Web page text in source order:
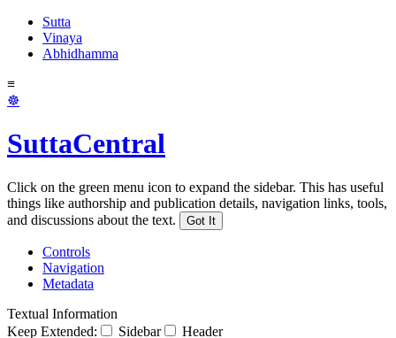
Sutta
Vinaya
Abhidhamma
≡
☸
SuttaCentral
Click on the green menu icon to expand the sidebar. This has useful
things like authorship and publication details, navigation links, tools,
and discussions about the text.
Got It
Controls
Navigation
Metadata
Textual Information
Keep Extended:
Sidebar
Header